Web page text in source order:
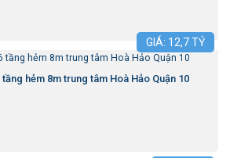
GIÁ: 12,7TỶ
hẻm 8m trung tâm Hoà Hảo Quận 10